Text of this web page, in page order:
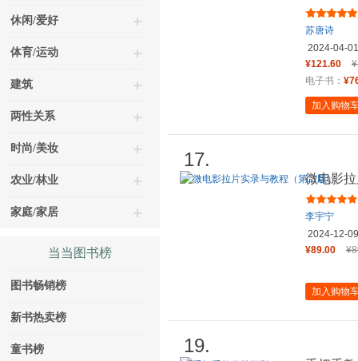
休闲/爱好
体育/运动
建筑
两性关系
时尚/美妆
农业/林业
家庭/家居
当当图书榜
图书畅销榜
新书热卖榜
童书榜
苏唐诗
2024-04-01
¥121.60
电子书：
加入购物
17.
微电影
李宇宁
2024-12-09
¥89.00
加入购物
19.